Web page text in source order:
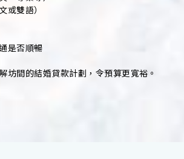
或雙語）
是否順暢
坊間的結婚貸款計劃，令預算更寬裕。